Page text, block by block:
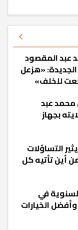
عبد المقصود
«هزعل
للخلف»
عبد
بجهاز
التساؤلات
أين تأتيه كل
في
وأفضل الخيارات